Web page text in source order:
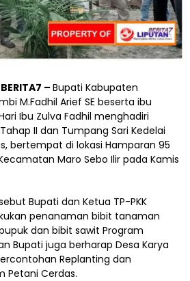
– Bupati Kabupaten
M.Fadhil Arief SE beserta ibu
Ibu Zulva Fadhil menghadiri
II dan Tumpang Sari Kedelai
bertempat di lokasi Hamparan 95
Maro Sebo Ilir pada Kamis
Bupati dan Ketua TP-PKK
penanaman bibit tanaman
dan bibit sawit Program
Bupati juga berharap Desa Karya
Replanting dan
Petani Cerdas.